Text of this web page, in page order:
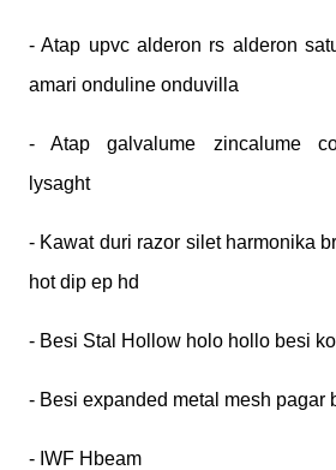
- Atap upvc alderon rs alderon
amari onduline onduvilla
- Atap galvalume zincalume
lysaght
- Kawat duri razor silet harmonika
hot dip ep hd
- Besi Stal Hollow holo hollo besi
- Besi expanded metal mesh pagar
- IWF Hbeam